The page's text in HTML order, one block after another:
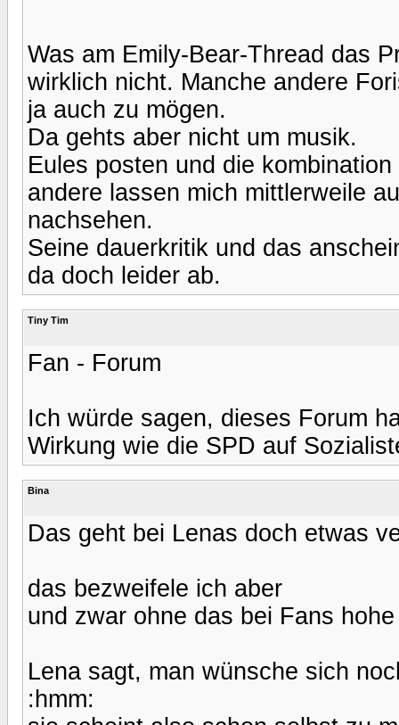
Was am Emily-Bear-Thread das
wirklich nicht. Manche andere
ja auch zu mögen.
Da gehts aber nicht um musik.
Eules posten und die
andere lassen mich mittlerweile
nachsehen.
Seine dauerkritik und das
da doch leider ab.
Tiny Tim
Fan - Forum
Ich würde sagen, dieses Forum
Wirkung wie die SPD auf
Bina
Das geht bei Lenas doch etwas
das bezweifele ich aber
und zwar ohne das bei Fans
Lena sagt, man wünsche sich
:hmm: